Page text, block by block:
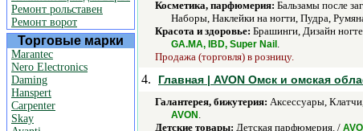
Ремонт рольставен
Ремонт ворот
Торговые марки
Marantec
Nero Electronics
Daming
Hanspert
Carpenter
Skay
Косметика, парфюмерия: Бальзамы после
Наборы, Наклейки на ногти, Пудра,
Красота и здоровье: Брашинги, Дизайн
GA.MA, IBD, Super Nail .
Продажа (торговля) в розницу.
4. Главная | AVON Омск и омская
Галантерея, бижутерия: Аксессуары,
AVON .
Детские товары: Детская парфюмерия. /